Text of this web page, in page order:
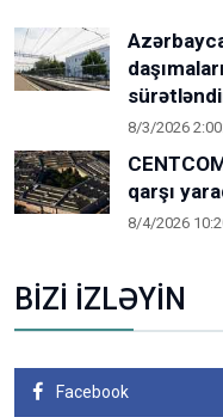
8/3/2026
qarşı
8/4/2026
BİZİ İZLƏYİN
Facebook